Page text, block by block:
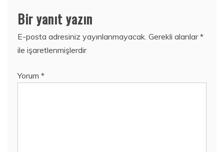
Bir yanıt yazın
E-posta adresiniz yayınlanmayacak. Gerekli alanlar*
ile işaretlenmişlerdir
Yorum *